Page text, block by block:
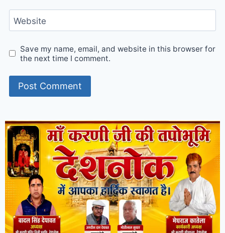
Website
Save my name, email, and website in this browser for
the next time I comment.